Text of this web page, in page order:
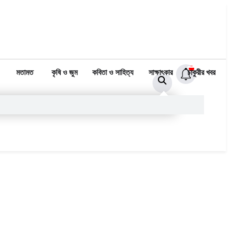
মতামত কৃষি ও জুম কবিতা ও সাহিত্য সাক্ষাৎকার চাকুরীর খবর